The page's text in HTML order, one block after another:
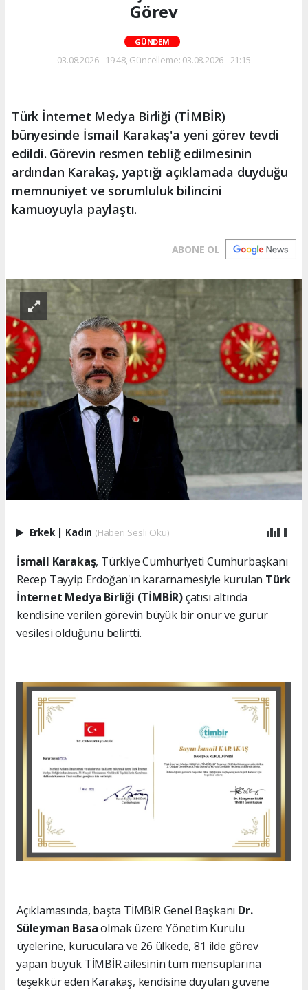
Görev
GÜNDEM
03.08.2026 - 19:48, Güncelleme: 03.08.2026 - 21:15
Türk İnternet Medya Birliği (TİMBİR)
bünyesinde İsmail Karakaş'a yeni görev tevdi
edildi. Görevin resmen tebliğ edilmesinin
ardından Karakaş, yaptığı açıklamada duyduğu
memnuniyet ve sorumluluk bilincini
kamuoyuyla paylaştı.
ABONE OL
Erkek | Kadın (Haberi Sesli Oku)
İsmail Karakaş, Türkiye Cumhuriyeti Cumhurbaşkanı
Recep Tayyip Erdoğan'ın kararnamesiyle kurulan Türk
İnternet Medya Birliği (TİMBİR)çatısı altında
kendisine verilen görevin büyük bir onur ve gurur
vesilesi olduğunu belirtti.
Açıklamasında, başta TİMBİR Genel Başkanı Dr.
Süleyman Basaolmak üzere Yönetim Kurulu
üyelerine, kuruculara ve 26 ülkede, 81 ilde görev
yapan büyük TİMBİR ailesinin tüm mensuplarına
teşekkür eden Karakaş, kendisine duyulan güvene